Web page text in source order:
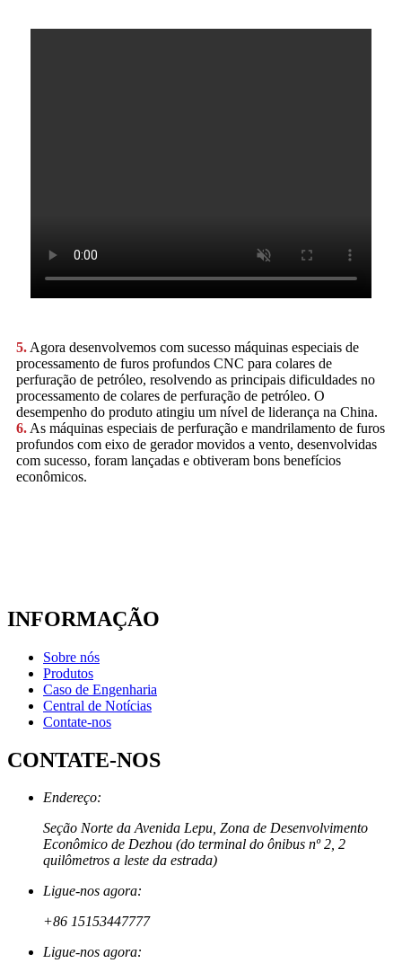
5. Agora desenvolvemos com sucesso máquinas especiais de
processamento de furos profundos CNC para colares de
perfuração de petróleo, resolvendo as principais dificuldades no
processamento de colares de perfuração de petróleo. O
desempenho do produto atingiu um nível de liderança na China.
6. As máquinas especiais de perfuração e mandrilamento de furos
profundos com eixo de gerador movidos a vento, desenvolvidas
com sucesso, foram lançadas e obtiveram bons benefícios
econômicos.
INFORMAÇÃO
Sobre nós
Produtos
Caso de Engenharia
Central de Notícias
Contate-nos
CONTATE-NOS
Endereço:
Seção Norte da Avenida Lepu, Zona de Desenvolvimento
Econômico de Dezhou (do terminal do ônibus nº 2, 2
quilômetros a leste da estrada)
Ligue-nos agora:
+86 15153447777
Ligue-nos agora: